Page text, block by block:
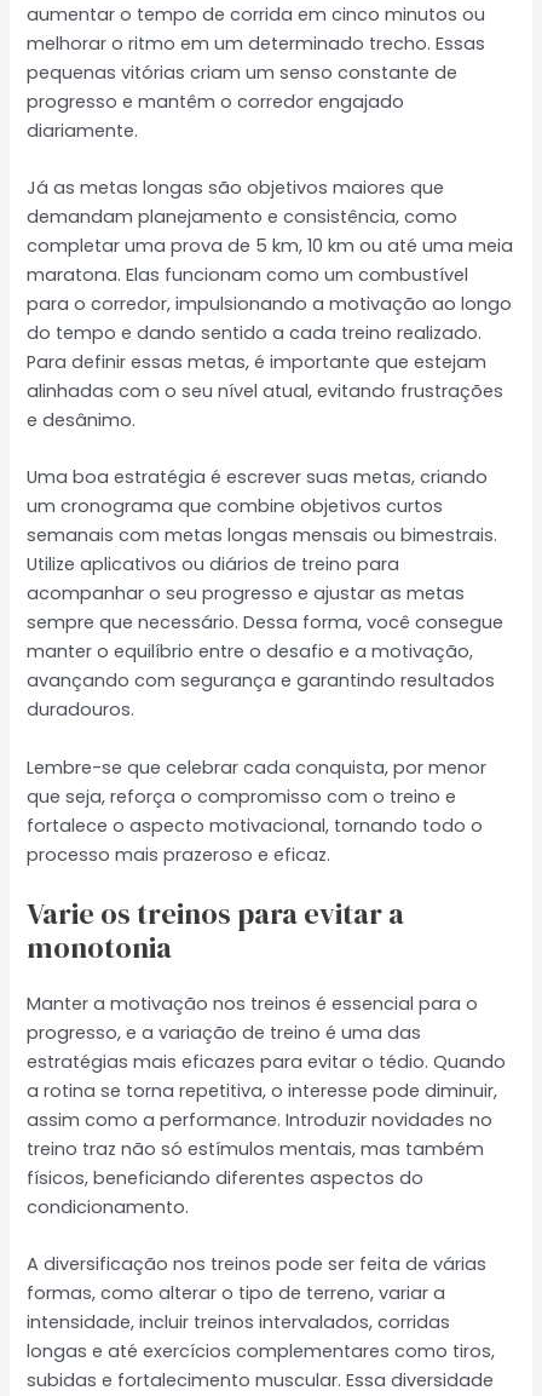
aumentar o tempo de corrida em cinco minutos ou
melhorar o ritmo em um determinado trecho. Essas
pequenas vitórias criam um senso constante de
progresso e mantêm o corredor engajado
diariamente.
Já as metas longas são objetivos maiores que
demandam planejamento e consistência, como
completar uma prova de 5 km, 10 km ou até uma meia
maratona. Elas funcionam como um combustível
para o corredor, impulsionando a motivação ao longo
do tempo e dando sentido a cada treino realizado.
Para definir essas metas, é importante que estejam
alinhadas com o seu nível atual, evitando frustrações
e desânimo.
Uma boa estratégia é escrever suas metas, criando
um cronograma que combine objetivos curtos
semanais com metas longas mensais ou bimestrais.
Utilize aplicativos ou diários de treino para
acompanhar o seu progresso e ajustar as metas
sempre que necessário. Dessa forma, você consegue
manter o equilíbrio entre o desafio e a motivação,
avançando com segurança e garantindo resultados
duradouros.
Lembre-se que celebrar cada conquista, por menor
que seja, reforça o compromisso com o treino e
fortalece o aspecto motivacional, tornando todo o
processo mais prazeroso e eficaz.
Varie os treinos para evitar a
monotonia
Manter a motivação nos treinos é essencial para o
progresso, e a variação de treino é uma das
estratégias mais eficazes para evitar o tédio. Quando
a rotina se torna repetitiva, o interesse pode diminuir,
assim como a performance. Introduzir novidades no
treino traz não só estímulos mentais, mas também
físicos, beneficiando diferentes aspectos do
condicionamento.
A diversificação nos treinos pode ser feita de várias
formas, como alterar o tipo de terreno, variar a
intensidade, incluir treinos intervalados, corridas
longas e até exercícios complementares como tiros,
subidas e fortalecimento muscular. Essa diversidade